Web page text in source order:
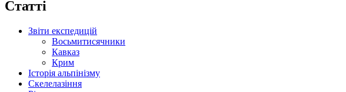
Статті
Звіти експедицій
Восьмитисячники
Кавказ
Крим
Історія альпінізму
Скелелазіння